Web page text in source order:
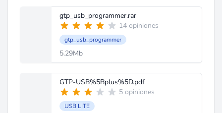
gtp_usb_programmer.rar
14 opiniones
gtp_usb_programmer
5.29Mb
GTP-USB%5Bplus%5D.pdf
5 opiniones
USB LITE